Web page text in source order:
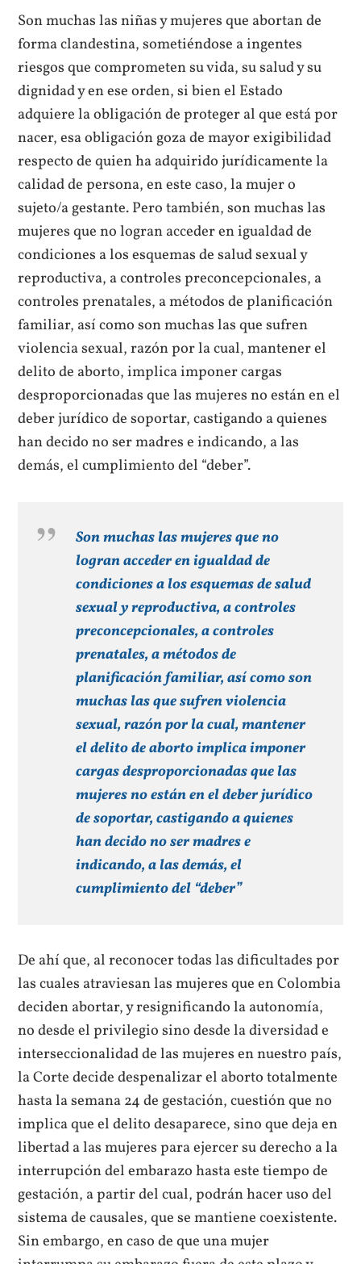
Son muchas las niñas y mujeres que abortan de
forma clandestina, sometiéndose a ingentes
riesgos que comprometen su vida, su salud y su
dignidad y en ese orden, si bien el Estado
adquiere la obligación de proteger al que está por
nacer, esa obligación goza de mayor exigibilidad
respecto de quien ha adquirido jurídicamente la
calidad de persona, en este caso, la mujer o
sujeto/a gestante. Pero también, son muchas las
mujeres que no logran acceder en igualdad de
condiciones a los esquemas de salud sexual y
reproductiva, a controles preconcepcionales, a
controles prenatales, a métodos de planificación
familiar, así como son muchas las que sufren
violencia sexual, razón por la cual, mantener el
delito de aborto, implica imponer cargas
desproporcionadas que las mujeres no están en el
deber jurídico de soportar, castigando a quienes
han decido no ser madres e indicando, a las
demás, el cumplimiento del “deber”.
Son muchas las mujeres que no
logran acceder en igualdad de
condiciones a los esquemas de salud
sexual y reproductiva, a controles
preconcepcionales, a controles
prenatales, a métodos de
planificación familiar, así como son
muchas las que sufren violencia
sexual, razón por la cual, mantener
el delito de aborto implica imponer
cargas desproporcionadas que las
mujeres no están en el deber jurídico
de soportar, castigando a quienes
han decido no ser madres e
indicando, a las demás, el
cumplimiento del “deber”
De ahí que, al reconocer todas las dificultades por
las cuales atraviesan las mujeres que en Colombia
deciden abortar, y resignificando la autonomía,
no desde el privilegio sino desde la diversidad e
interseccionalidad de las mujeres en nuestro país,
la Corte decide despenalizar el aborto totalmente
hasta la semana 24 de gestación, cuestión que no
implica que el delito desaparece, sino que deja en
libertad a las mujeres para ejercer su derecho a la
interrupción del embarazo hasta este tiempo de
gestación, a partir del cual, podrán hacer uso del
sistema de causales, que se mantiene coexistente.
Sin embargo, en caso de que una mujer